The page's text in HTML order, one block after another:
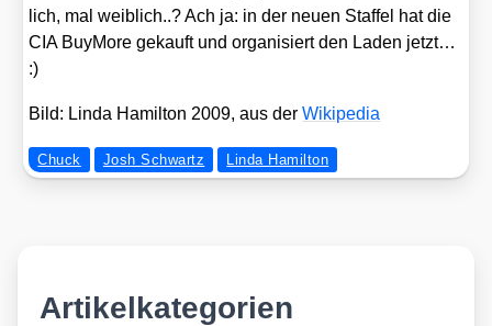
lich, mal weib­lich..? Ach ja: in der neu­en Staf­fel hat die
CIA Buy­Mo­re gekauft und orga­ni­siert den Laden jetzt…
:)
Bild: Lin­da Hamil­ton 2009, aus derWiki­pe­dia
Chuck Josh Schwartz Linda Hamilton
Artikelkategorien